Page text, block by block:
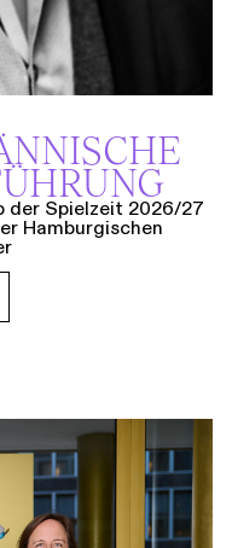
der Spielzeit 2026/27
Hamburgischen